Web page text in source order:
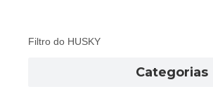
Filtro do HUSKY
Categorias